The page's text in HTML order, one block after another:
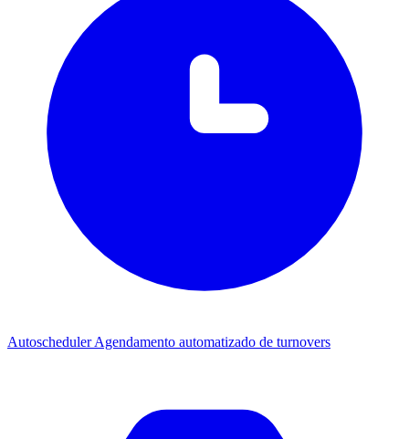
AutoschedulerAgendamento automatizado de turnovers